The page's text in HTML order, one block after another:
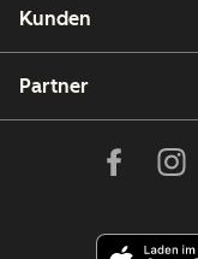
Kunden
Partner